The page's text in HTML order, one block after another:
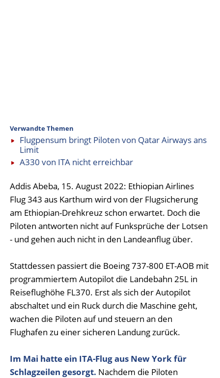
Verwandte Themen
Flugpensum bringt Piloten von Qatar Airways ans
Limit
A330 von ITA nicht erreichbar
Addis Abeba, 15. August 2022: Ethiopian Airlines
Flug 343 aus Karthum wird von der Flugsicherung
am Ethiopian-Drehkreuz schon erwartet. Doch die
Piloten antworten nicht auf Funksprüche der Lotsen
- und gehen auch nicht in den Landeanflug über.
Stattdessen passiert die Boeing 737-800 ET-AOB mit
programmiertem Autopilot die Landebahn 25L in
Reiseflughöhe FL370. Erst als sich der Autopilot
abschaltet und ein Ruck durch die Maschine geht,
wachen die Piloten auf und steuern an den
Flughafen zu einer sicheren Landung zurück.
Im Mai hatte ein ITA-Flug aus New York für
Schlagzeilen gesorgt. Nachdem die Piloten